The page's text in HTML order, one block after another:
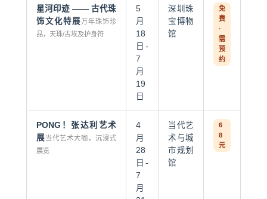
星河印迹 —— 古代珠
饰文化特展万年珠饰珍
品，天珠/古埃及护身符
5
月
18
日-
7
月
19
日
深圳珠
宝博物
馆
免
费
·
需
预
约
PONG！张达利艺术
展当代艺术大咖，沉浸式
展览
4
月
28
日-
7
月
当代艺
术与城
市规划
馆
6
8
元